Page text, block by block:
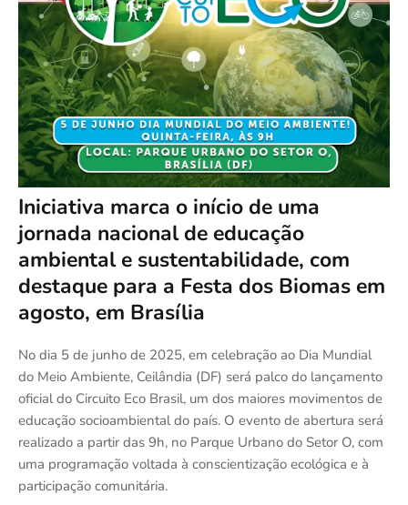
Iniciativa marca o início de uma
jornada nacional de educação
ambiental e sustentabilidade, com
destaque para a Festa dos Biomas em
agosto, em Brasília
No dia 5 de junho de 2025, em celebração ao Dia Mundial
do Meio Ambiente, Ceilândia (DF) será palco do lançamento
oficial do Circuito Eco Brasil, um dos maiores movimentos de
educação socioambiental do país. O evento de abertura será
realizado a partir das 9h, no Parque Urbano do Setor O, com
uma programação voltada à conscientização ecológica e à
participação comunitária.